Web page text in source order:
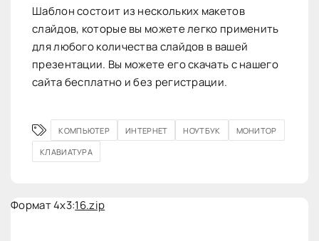
Шаблон состоит из нескольких макетов
слайдов, которые вы можете легко применить
для любого количества слайдов в вашей
презентации. Вы можете его скачать с нашего
сайта бесплатно и без регистрации.
КОМПЬЮТЕР ИНТЕРНЕТ НОУТБУК
МОНИТОР
КЛАВИАТУРА
Формат 4x3:16.zip